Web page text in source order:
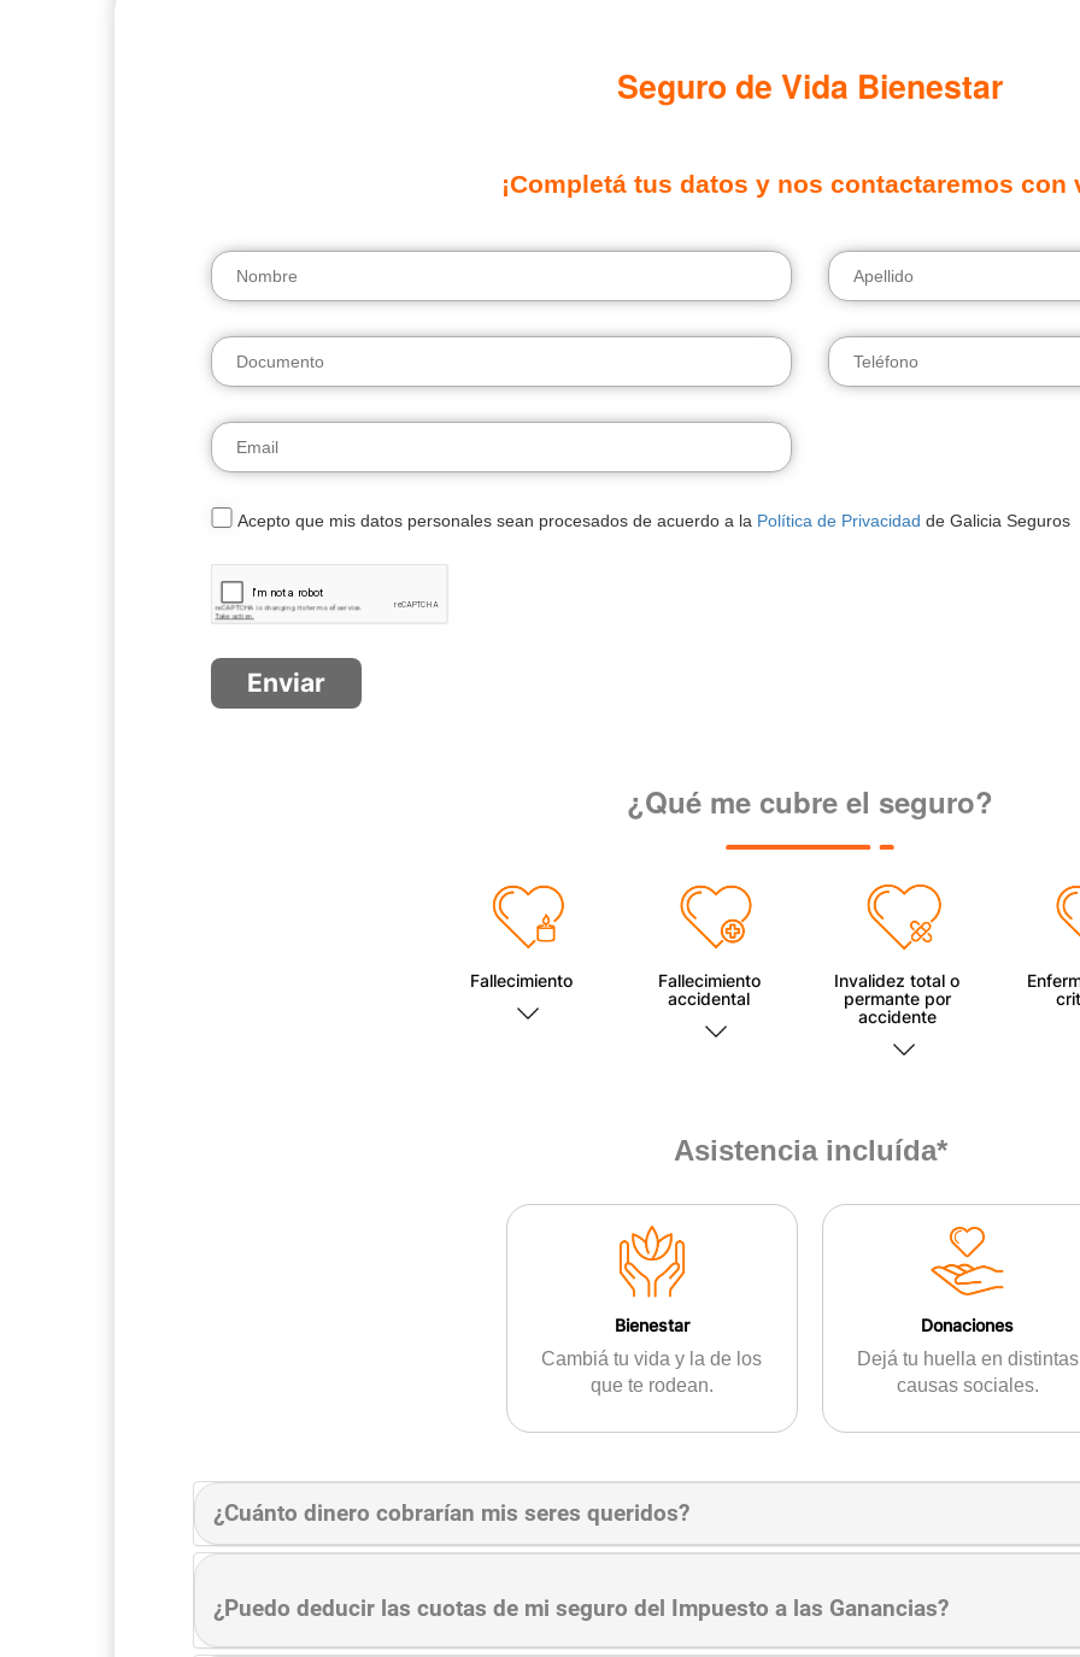
Seguro de Vida Bienestar
¡Completá tus datos y nos contactaremos con
Acepto que mis datos personales sean procesados de acuerdo a la Política de Privacidad de Galicia Seguros
¿Qué me cubre el seguro?
Fallecimiento
Fallecimiento
accidental
Invalidez total o
permante por
accidente
Asistenciaincluída*
Bienestar
Cambiá tu vida y la de los
que te rodean.
Donaciones
Dejá tu huella en distintas
causas sociales.
¿Cuánto dinero cobrarían mis seres queridos?
¿Puedo deducir las cuotas de mi seguro del Impuesto a las Ganancias?